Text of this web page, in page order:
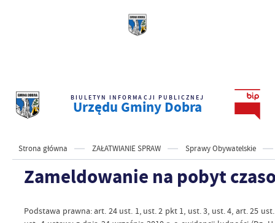
BIULETYN INFORMACJI PUBLICZNEJ
Urzędu Gminy Dobra
Strona główna ZAŁATWIANIE SPRAW Sprawy Obywatelskie
Zameldowanie na pobyt
Podstawa prawna: art. 24 ust. 1, ust. 2 pkt 1, ust. 3, ust. 4, art. 25